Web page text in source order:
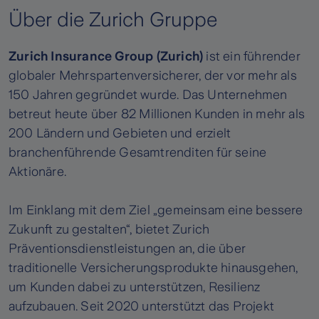
Über die Zurich Gruppe
Zurich Insurance Group (Zurich) ist ein führender
globaler Mehrspartenversicherer, der vor mehr als
150 Jahren gegründet wurde. Das Unternehmen
betreut heute über 82 Millionen Kunden in mehr als
200 Ländern und Gebieten und erzielt
branchenführende Gesamtrenditen für seine
Aktionäre.
Im Einklang mit dem Ziel „gemeinsam eine bessere
Zukunft zu gestalten“, bietet Zurich
Präventionsdienstleistungen an, die über
traditionelle Versicherungsprodukte hinausgehen,
um Kunden dabei zu unterstützen, Resilienz
aufzubauen. Seit 2020 unterstützt das Projekt